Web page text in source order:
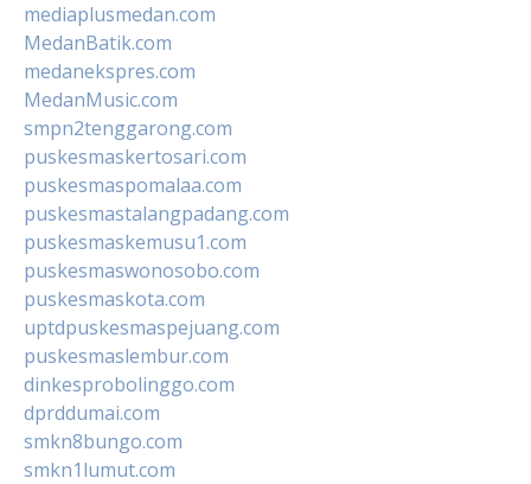
mediaplusmedan.com
MedanBatik.com
medanekspres.com
MedanMusic.com
smpn2tenggarong.com
puskesmaskertosari.com
puskesmaspomalaa.com
puskesmastalangpadang.com
puskesmaskemusu1.com
puskesmaswonosobo.com
puskesmaskota.com
uptdpuskesmaspejuang.com
puskesmaslembur.com
dinkesprobolinggo.com
dprddumai.com
smkn8bungo.com
smkn1lumut.com